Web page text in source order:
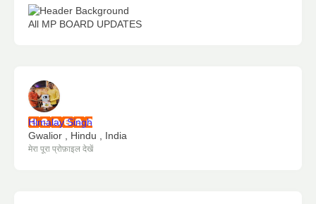
All MP BOARD UPDATES
Himalay Singh
Gwalior , Hindu , India
मेरा पूरा प्रोफ़ाइल देखें